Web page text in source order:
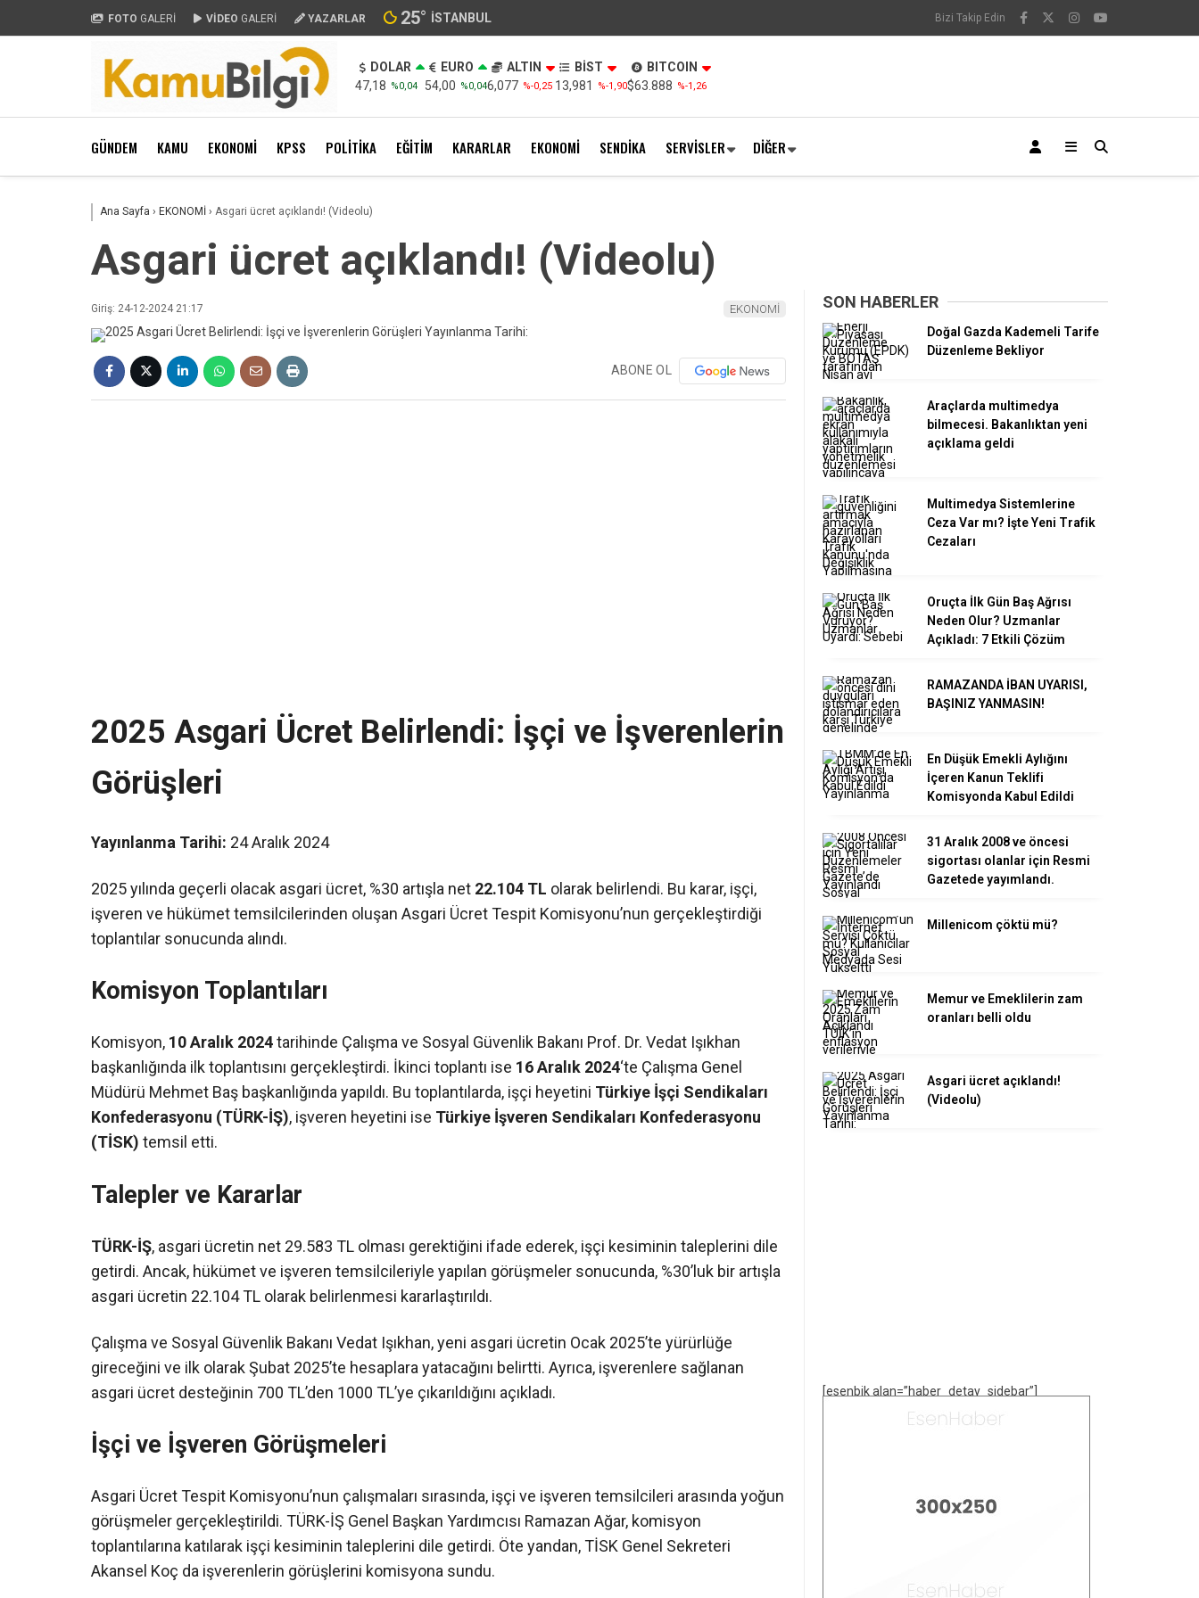
FOTO GALERİ VİDEO GALERİ YAZARLAR 25° İSTANBUL Bizi Takip Edin
DOLAR
47,18 %0,04
EURO
54,00 %0,04
ALTIN
6,077 %-0,25
BİST
13,981
%-1,90
BITCOIN
$63.888 %-1,26
GÜNDEM KAMU EKONOMİ KPSS POLİTİKA EĞİTİM KARARLAR EKONOMİ SENDİKA SERVİSLER DİĞER
Ana Sayfa › EKONOMİ › Asgari ücret açıklandı! (Videolu)
Asgari ücret açıklandı! (Videolu)
Giriş: 24-12-2024 21:17 EKONOMİ
ABONE OL
2025 Asgari Ücret Belirlendi: İşçi ve İşverenlerin
Görüşleri
Yayınlanma Tarihi: 24 Aralık 2024
2025 yılında geçerli olacak asgari ücret, %30 artışla net 22.104 TL olarak belirlendi. Bu karar, işçi,
işveren ve hükümet temsilcilerinden oluşan Asgari Ücret Tespit Komisyonu’nun gerçekleştirdiği
toplantılar sonucunda alındı.
Komisyon Toplantıları
Komisyon, 10 Aralık 2024tarihinde Çalışma ve Sosyal Güvenlik Bakanı Prof. Dr. Vedat Işıkhan
başkanlığında ilk toplantısını gerçekleştirdi. İkinci toplantı ise 16 Aralık 2024‘te Çalışma Genel
Müdürü Mehmet Baş başkanlığında yapıldı. Bu toplantılarda, işçi heyetini Türkiye İşçi Sendikaları
Konfederasyonu (TÜRK-İŞ), işveren heyetini ise Türkiye İşveren Sendikaları Konfederasyonu
(TİSK) temsil etti.
Talepler ve Kararlar
TÜRK-İŞ, asgari ücretin net 29.583 TL olması gerektiğini ifade ederek, işçi kesiminin taleplerini dile
getirdi. Ancak, hükümet ve işveren temsilcileriyle yapılan görüşmeler sonucunda, %30’luk bir artışla
asgari ücretin 22.104 TL olarak belirlenmesi kararlaştırıldı.
Çalışma ve Sosyal Güvenlik Bakanı Vedat Işıkhan, yeni asgari ücretin Ocak 2025’te yürürlüğe
gireceğini ve ilk olarak Şubat 2025’te hesaplara yatacağını belirtti. Ayrıca, işverenlere sağlanan
asgari ücret desteğinin 700 TL’den 1000 TL’ye çıkarıldığını açıkladı.
İşçi ve İşveren Görüşmeleri
Asgari Ücret Tespit Komisyonu’nun çalışmaları sırasında, işçi ve işveren temsilcileri arasında yoğun
görüşmeler gerçekleştirildi. TÜRK-İŞ Genel Başkan Yardımcısı Ramazan Ağar, komisyon
toplantılarına katılarak işçi kesiminin taleplerini dile getirdi. Öte yandan, TİSK Genel Sekreteri
Akansel Koç da işverenlerin görüşlerini komisyona sundu.
SON HABERLER
Doğal Gazda Kademeli Tarife
Düzenleme Bekliyor
Araçlarda multimedya
bilmecesi. Bakanlıktan yeni
açıklama geldi
Multimedya Sistemlerine
Ceza Var mı? İşte Yeni Trafik
Cezaları
Oruçta İlk Gün Baş Ağrısı
Neden Olur? Uzmanlar
Açıkladı: 7 Etkili Çözüm
RAMAZANDA İBAN UYARISI,
BAŞINIZ YANMASIN!
En Düşük Emekli Aylığını
İçeren Kanun Teklifi
Komisyonda Kabul Edildi
31 Aralık 2008 ve öncesi
sigortası olanlar için Resmi
Gazetede yayımlandı.
Millenicom çöktü mü?
Memur ve Emeklilerin zam
oranları belli oldu
Asgari ücret açıklandı!
(Videolu)
[esenbik alan=”haber_detay_sidebar”]